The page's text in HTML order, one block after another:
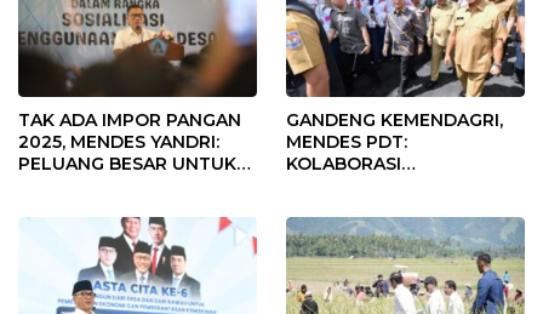
TAK ADA IMPOR PANGAN
2025, MENDES YANDRI:
PELUANG BESAR UNTUK
GANDENG KEMENDAGRI,
MENDES PDT:
KOLABORASI